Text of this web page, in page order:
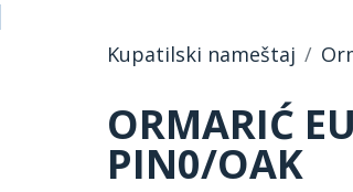
Kupatilski nameštaj
ORMARIĆ
PIN0/OAK